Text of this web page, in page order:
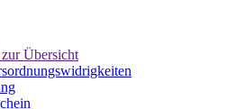
Übersicht